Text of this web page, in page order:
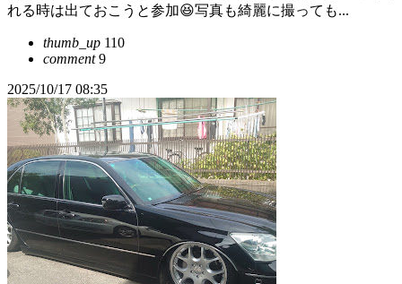
れる時は出ておこうと参加😆写真も綺麗に撮っても...
thumb_up 110
comment9
2025/10/17 08:35